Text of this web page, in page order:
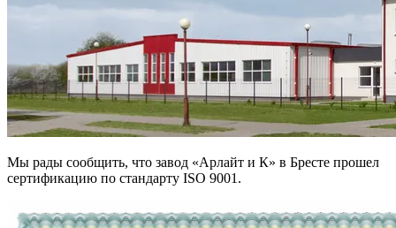
Мы рады сообщить, что завод «Арлайт и К» в Бресте прошел
сертификацию по стандарту ISO 9001.